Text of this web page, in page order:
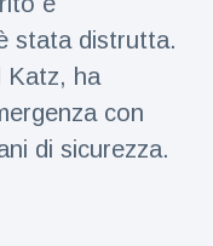
stata distrutta.
Katz, ha
con
di sicurezza.